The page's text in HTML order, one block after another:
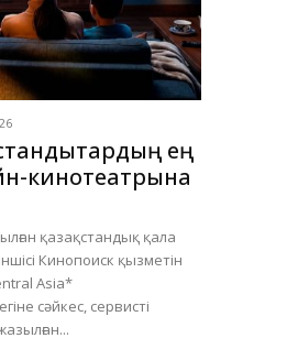
ең
кинотеатрына
қазақстандық қала
Кинопоиск қызметін
Asia*
сәйкес, сервисті